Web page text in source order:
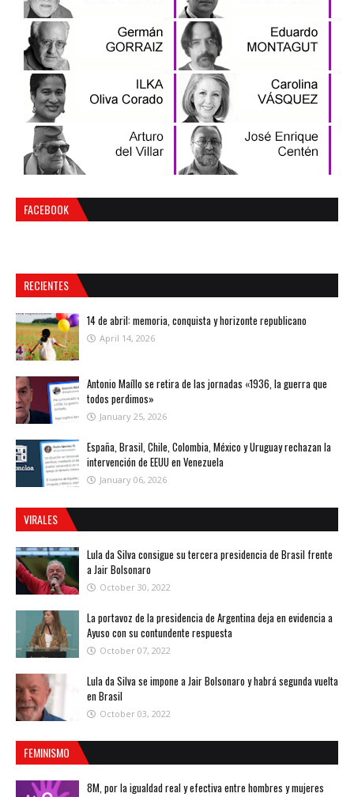
FACEBOOK
RECIENTES
14 de abril: memoria, conquista y horizonte republicano
April 14, 2026
Antonio Maíllo se retira de las jornadas «1936, la guerra que
todos perdimos»
January 25, 2026
España, Brasil, Chile, Colombia, México y Uruguay rechazan la
intervención de EEUU en Venezuela
January 06, 2026
VIRALES
Lula da Silva consigue su tercera presidencia de Brasil frente
a Jair Bolsonaro
October 30, 2022
La portavoz de la presidencia de Argentina deja en evidencia a
Ayuso con su contundente respuesta
October 07, 2022
Lula da Silva se impone a Jair Bolsonaro y habrá segunda vuelta
en Brasil
October 03, 2022
FEMINISMO
8M, por la igualdad real y efectiva entre hombres y mujeres